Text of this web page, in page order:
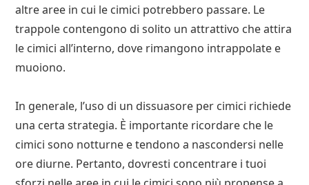
altre aree in cui le cimici potrebbero passare. Le
trappole contengono di solito un attrattivo che attira
le cimici all’interno, dove rimangono intrappolate e
muoiono.
In generale, l’uso di un dissuasore per cimici richiede
una certa strategia. È importante ricordare che le
cimici sono notturne e tendono a nascondersi nelle
ore diurne. Pertanto, dovresti concentrare i tuoi